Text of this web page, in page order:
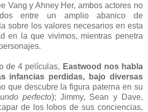
Vang y Ahney Her, ambos actores no
entre un amplio abanico de
sobre los valores necesarios en esta
en la que vivimos, mientras penetra
de 4 películas, Eastwood nos habla
infancias perdidas, bajo diversas
que descubre la figura paterna en su
perfecto); Jimmy, Sean y Dave,
de los lobos de sus conciencias,